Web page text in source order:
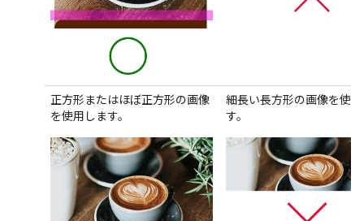
正方形またはほぼ正方形の画像
を使用します。
細長い長方形の画像を使
す。